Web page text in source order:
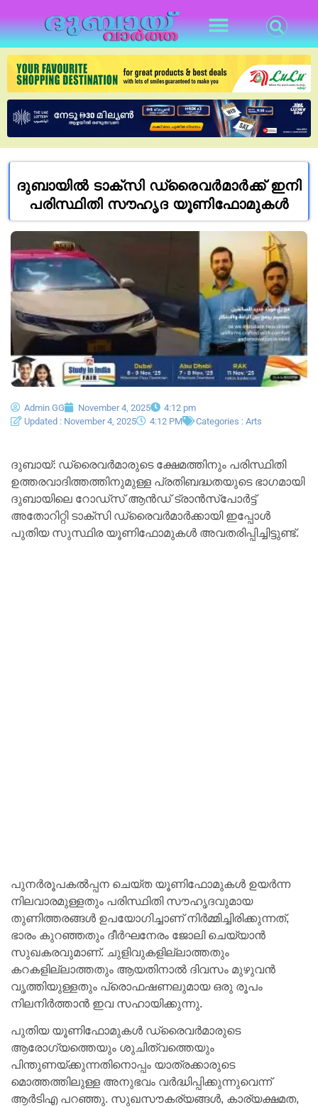
ദുബായിൽ ടാക്സി ഡ്രൈവർമാർക്ക് ഇനി
പരിസ്ഥിതി സൗഹൃദ യൂണിഫോമുകൾ
Admin GG November 4, 2025
4:12 pm
Updated : November 4, 2025
4:12 PM Categories : Arts
ദുബായ്: ഡ്രൈവർമാരുടെ ക്ഷേമത്തിനും പരിസ്ഥിതി
ഉത്തരവാദിത്തത്തിനുമുള്ള പ്രതിബദ്ധതയുടെ ഭാഗമായി
ദുബായിലെ റോഡ്സ് ആൻഡ് ട്രാൻസ്പോർട്ട്
അതോറിറ്റി ടാക്സി ഡ്രൈവർമാർക്കായി ഇപ്പോൾ
പുതിയ സുസ്ഥിര യൂണിഫോമുകൾ അവതരിപ്പിച്ചിട്ടുണ്ട്.
പുനർരൂപകൽപ്പന ചെയ്ത യൂണിഫോമുകൾ ഉയർന്ന
നിലവാരമുള്ളതും പരിസ്ഥിതി സൗഹൃദവുമായ
തുണിത്തരങ്ങൾ ഉപയോഗിച്ചാണ് നിർമ്മിച്ചിരിക്കുന്നത്,
ഭാരം കുറഞ്ഞതും ദീർഘനേരം ജോലി ചെയ്യാൻ
സുഖകരവുമാണ്. ചുളിവുകളില്ലാത്തതും
കറകളില്ലാത്തതും ആയതിനാൽ ദിവസം മുഴുവൻ
വൃത്തിയുള്ളതും പ്രൊഫഷണലുമായ ഒരു രൂപം
നിലനിർത്താൻ ഇവ സഹായിക്കുന്നു.
പുതിയ യൂണിഫോമുകൾ ഡ്രൈവർമാരുടെ
ആരോഗ്യത്തെയും ശുചിത്വത്തെയും
പിന്തുണയ്ക്കുന്നതിനൊപ്പം യാത്രക്കാരുടെ
മൊത്തത്തിലുള്ള അനുഭവം വർദ്ധിപ്പിക്കുന്നുവെന്ന്
ആർ‌ടി‌എ പറഞ്ഞു. സുഖസൗകര്യങ്ങൾ, കാര്യക്ഷമത,